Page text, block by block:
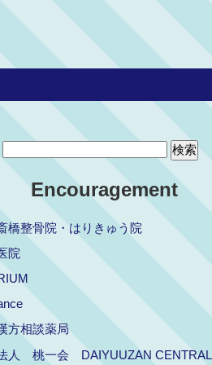
Encouragement
橋整骨院・はりきゅう院
院
方相談薬局
人 桃一会 DAIYUUZAN CENTRAL